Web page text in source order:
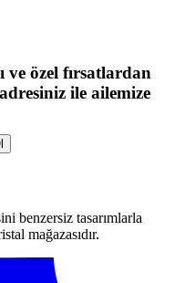
özel fırsatlardan
ile ailemize
benzersiz tasarımlarla
mağazasıdır.